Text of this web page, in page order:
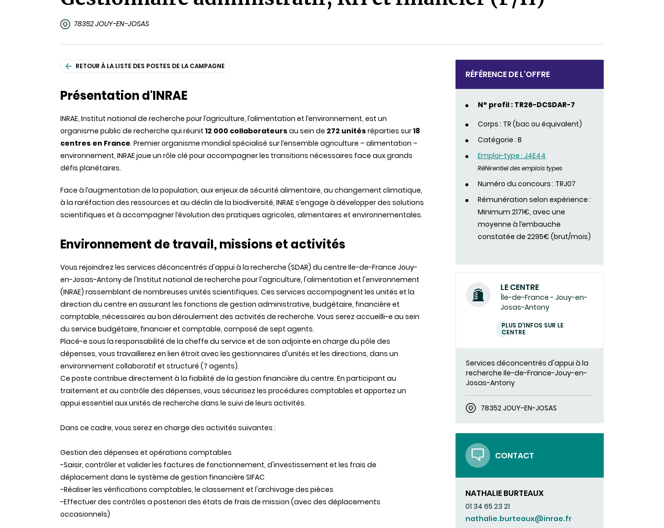
78352 JOUY-EN-JOSAS
RETOUR À LA LISTE DES POSTES DE LA CAMPAGNE
Présentation d'INRAE
INRAE, Institut national de recherche pour l’agriculture, l’alimentation et l’environnement, est un
organisme public de recherche qui réunit 12 000 collaborateurs au sein de 272 unités réparties sur18
centres en France. Premier organisme mondial spécialisé sur l’ensemble agriculture – alimentation –
environnement, INRAE joue un rôle clé pour accompagner les transitions nécessaires face aux grands
défis planétaires.
Face à l’augmentation de la population, aux enjeux de sécurité alimentaire, au changement climatique,
à la raréfaction des ressources et au déclin de la biodiversité, INRAE s’engage à développer des solutions
scientifiques et à accompagner l’évolution des pratiques agricoles, alimentaires et environnementales.
Environnement de travail, missions et activités
Vous rejoindrez les services déconcentrés d'appui à la recherche (SDAR) du centre Ile-de-France Jouy-
en-Josas-Antony de l'Institut national de recherche pour l'agriculture, l'alimentation et l'environnement
(INRAE) rassemblant de nombreuses unités scientifiques. Ces services accompagnent les unités et la
direction du centre en assurant les fonctions de gestion administrative, budgétaire, financière et
comptable, nécessaires au bon déroulement des activités de recherche. Vous serez accueilli-e au sein
du service budgétaire, financier et comptable, composé de sept agents.
Placé-e sous la responsabilité de la cheffe du service et de son adjointe en charge du pôle des
dépenses, vous travaillerez en lien étroit avec les gestionnaires d'unités et les directions, dans un
environnement collaboratif et structuré (7 agents).
Ce poste contribue directement à la fiabilité de la gestion financière du centre. En participant au
traitement et au contrôle des dépenses, vous sécurisez les procédures comptables et apportez un
appui essentiel aux unités de recherche dans le suivi de leurs activités.
Dans ce cadre, vous serez en charge des activités suivantes :
Gestion des dépenses et opérations comptables
-Saisir, contrôler et valider les factures de fonctionnement, d'investissement et les frais de
déplacement dans le système de gestion financière SIFAC
-Réaliser les vérifications comptables, le classement et l'archivage des pièces
-Effectuer des contrôles a posteriori des états de frais de mission (avec des déplacements
occasionnels)
RÉFÉRENCE DE L'OFFRE
N° profil : TR26-DCSDAR-7
Corps : TR (bac ou équivalent)
Catégorie : B
Emploi-type : J4E44
Référentiel des emplois types
Numéro du concours : TRJ07
Rémunération selon expérience :
Minimum 2171€, avec une
moyenne à l’embauche
constatée de 2295€ (brut/mois)
LE CENTRE
Île-de-France - Jouy-en-
Josas-Antony
PLUS D'INFOS SUR LE
CENTRE
Services déconcentrés d'appui à la
recherche Ile-de-France-Jouy-en-
Josas-Antony
78352 JOUY-EN-JOSAS
CONTACT
NATHALIE BURTEAUX
01 34 65 23 21
nathalie.burteaux@inrae.fr